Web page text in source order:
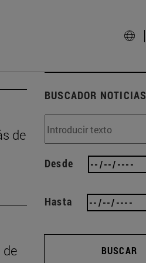
de
de
BUSCADOR NOTICIAS
Desde
Hasta
BUSCAR